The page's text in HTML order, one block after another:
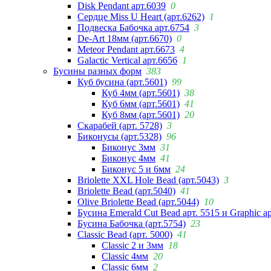
Disk Pendant арт.6039 0
Сердце Miss U Heart (арт.6262) 1
Подвеска Бабочка арт.6754 3
De-Art 18мм (арт.6670) 0
Meteor Pendant арт.6673 4
Galactic Vertical арт.6656 1
Бусины разных форм 383
Куб бусина (арт.5601) 99
Куб 4мм (арт.5601) 38
Куб 6мм (арт.5601) 41
Куб 8мм (арт.5601) 20
Скарабей (арт. 5728) 3
Биконусы (арт.5328) 96
Биконус 3мм 31
Биконус 4мм 41
Биконус 5 и 6мм 24
Briolette XXL Hole Bead (арт.5043) 3
Briolette Bead (арт.5040) 41
Olive Briolette Bead (арт.5044) 10
Бусина Emerald Cut Bead арт. 5515 и Graphic
Бусина Бабочка (арт.5754) 23
Classic Bead (арт. 5000) 41
Classic 2 и 3мм 18
Classic 4мм 20
Classic 6мм 2